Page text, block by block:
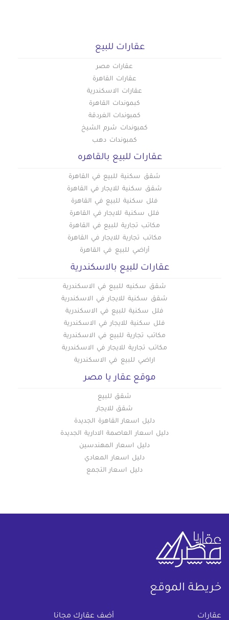
عقارات للبيع
عقارات مصر
عقارات القاهرة
عقارات الاسكندرية
كبموندات القاهرة
كمبوندات الغردقة
كمبوندات شرم الشيخ
كمبوندات دهب
عقارات للبيع بالقاهره
شقق سكنية للبيع في القاهرة
شقق سكنية للايجار في القاهرة
فلل سكنية للبيع في القاهرة
فلل سكنية للايجار في القاهرة
مكاتب تجارية للبيع في القاهرة
مكاتب تجارية للايجار في القاهرة
أراضي للبيع في القاهرة
عقارات للبيع بالاسكندرية
شقق سكنيه للبيع في الاسكندرية
شقق سكنية للايجار في الاسكندرية
فلل سكنية للبيع في الاسكندرية
فلل سكنية للايجار في الاسكندرية
مكاتب تجارية للبيع في الاسكندرية
مكاتب تجارية للايجار في الاسكندرية
اراضي للبيع في الاسكندرية
موقع عقار يا مصر
شقق للبيع
شقق للايجار
دليل اسعار القاهرة الجديدة
دليل اسعار العاصمة الادارية الجديدة
دليل اسعار المهندسين
دليل اسعار المعادي
دليل اسعار التجمع
خريطة الموقع
عقارات أضف عقارك مجانا